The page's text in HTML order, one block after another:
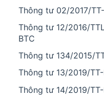
Thông tư 02/2017/
Thông tư 12/2016/
BTC
Thông tư 134/2015/
Thông tư 13/2019/
Thông tư 14/2019/